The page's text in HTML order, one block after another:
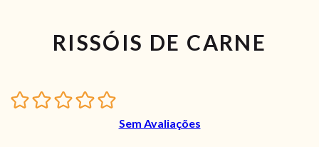
RISSÓIS DE CARNE
Sem Avaliações